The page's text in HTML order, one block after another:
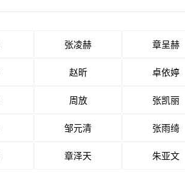
张凌赫 章呈赫
赵昕 卓依婷
周放 张凯丽
邹元清 张雨绮
章泽天 朱亚文